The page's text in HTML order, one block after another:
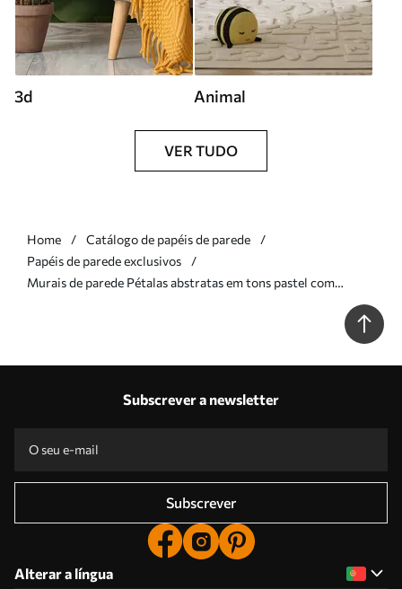
3d Animal
VER TUDO
Home
Catálogo de papéis de parede
Papéis de parede exclusivos
Murais de parede Pétalas abstratas em tons pastel com
camadas suaves e translúcidas, em estilo aquarela Nr. w05603
Subscrever a newsletter
Subscrever
Alterar a língua